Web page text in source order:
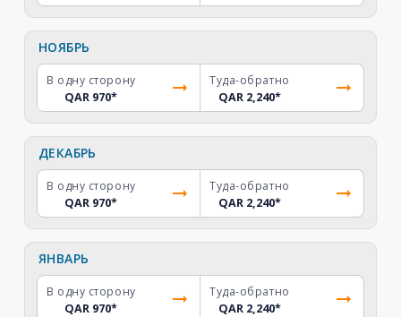
НОЯБРЬ
В одну сторону
QAR 970*
Туда-обратно
QAR 2,240*
ДЕКАБРЬ
В одну сторону
QAR 970*
Туда-обратно
QAR 2,240*
ЯНВАРЬ
В одну сторону
QAR 970*
Туда-обратно
QAR 2,240*